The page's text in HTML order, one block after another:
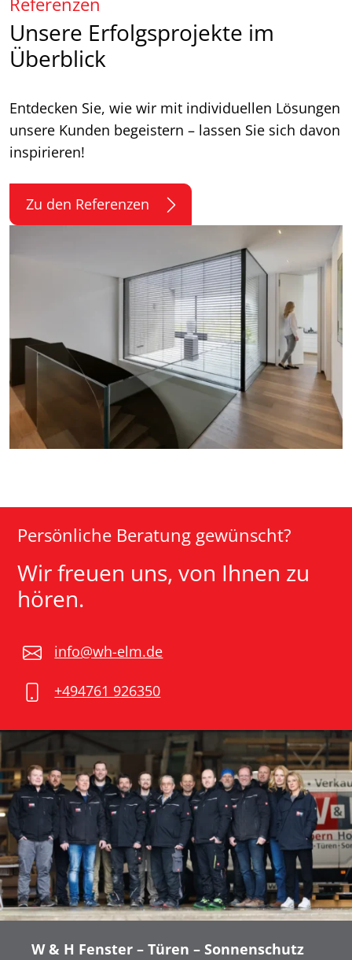
Referenzen
Unsere Erfolgsprojekte im
Überblick
Entdecken Sie, wie wir mit individuellen Lösungen
unsere Kunden begeistern – lassen Sie sich davon
inspirieren!
Zu den Referenzen
Persönliche Beratung gewünscht?
Wir freuen uns, von Ihnen zu
hören.
info@wh-elm.de
+494761 926350
W & H Fenster – Türen – Sonnenschutz